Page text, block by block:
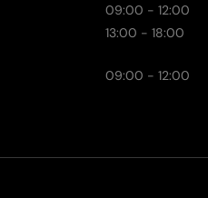
09:00 - 12:00
13:00 - 18:00
09:00 - 12:00